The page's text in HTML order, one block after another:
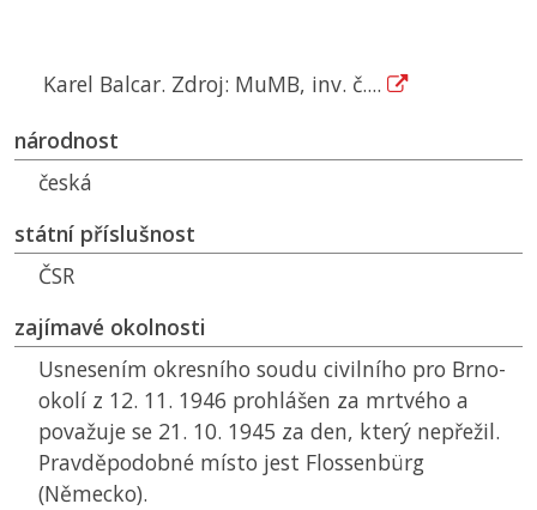
Karel Balcar. Zdroj: MuMB, inv. č....
národnost
česká
státní příslušnost
ČSR
zajímavé okolnosti
Usnesením okresního soudu civilního pro Brno-
okolí z 12. 11. 1946 prohlášen za mrtvého a
považuje se 21. 10. 1945 za den, který nepřežil.
Pravděpodobné místo jest Flossenbürg
(Německo).